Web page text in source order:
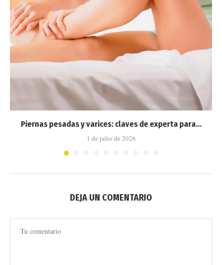
Piernas pesadas y varices: claves de experta para...
1 de julio de 2026
DEJA UN COMENTARIO